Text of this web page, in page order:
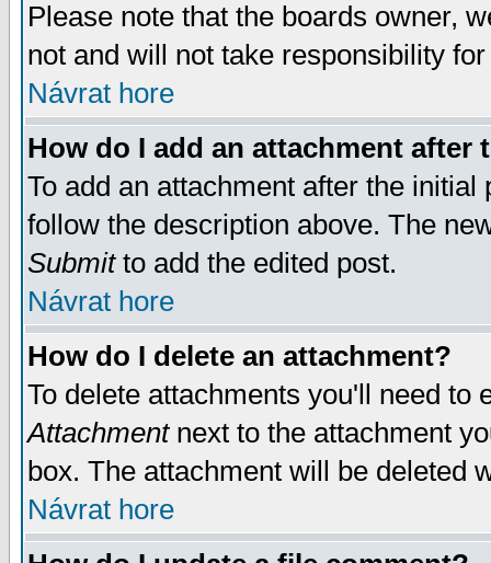
Please note that the boards owner,
not and will not take responsibility
Návrat hore
How do I add an attachment after
To add an attachment after the
follow the description above. The
Submitto add the edited post.
Návrat hore
How do I delete an attachment?
To delete attachments you'll need
Attachmentnext to the attachment
box. The attachment will be deleted
Návrat hore